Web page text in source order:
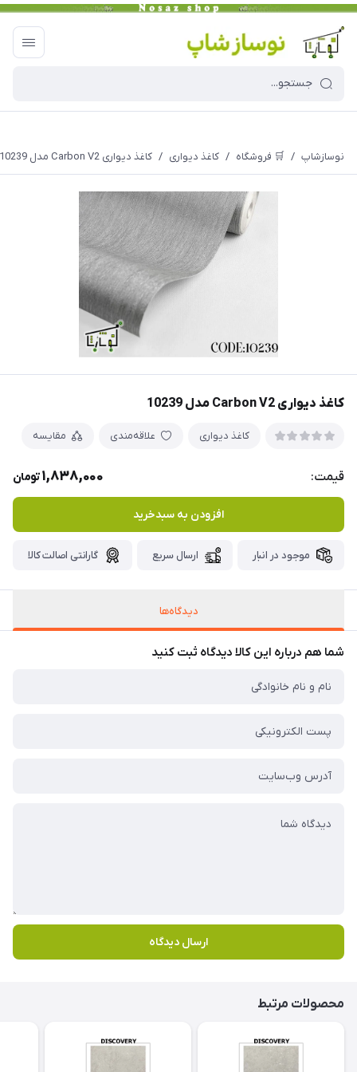
نوسازشاپ / 🛒 فروشگاه / کاغذ دیواری / کاغذ دیواری Carbon V2 مدل 10239
کاغذ دیواری Carbon V2 مدل 10239
کاغذ دیواری علاقه‌مندی مقایسه
قیمت: 1,838,000تومان
افزودن به سبدخرید
موجود در انبار ارسال سریع گارانتی اصالت کالا
دیدگاه‌ها
شما هم درباره این کالا دیدگاه ثبت کنید
ارسال دیدگاه
محصولات مرتبط